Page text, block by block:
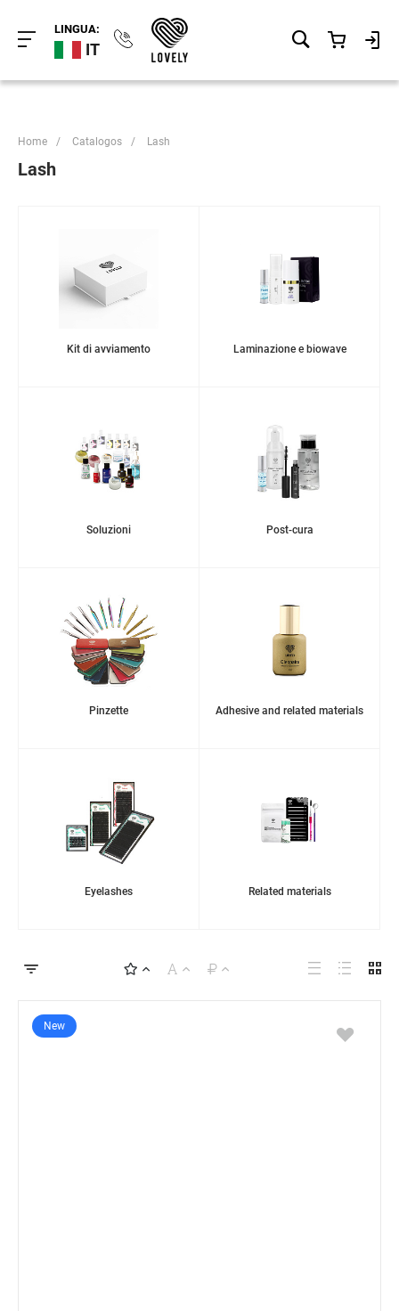
LINGUA:
IT
Home / Catalogos / Lash
Lash
Kit di avviamento Laminazione e biowave
Soluzioni Post-cura
Pinzette Adhesive and related materials
Eyelashes Related materials
New